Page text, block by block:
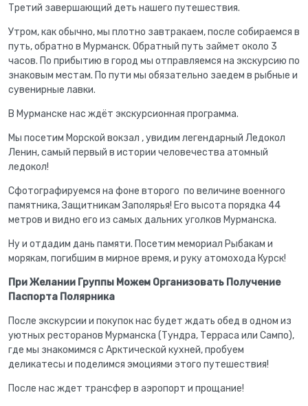
Третий завершающий деть нашего путешествия.
Утром, как обычно, мы плотно завтракаем, после собираемся в
путь, обратно в Мурманск. Обратный путь займет около 3
часов. По прибытию в город мы отправляемся на экскурсию по
знаковым местам. По пути мы обязательно заедем в рыбные и
сувенирные лавки.
В Мурманске нас ждёт экскурсионная программа.
Мы посетим Морской вокзал , увидим легендарный Ледокол
Ленин, самый первый в истории человечества атомный
ледокол!
Сфотографируемся на фоне второго по величине военного
памятника, Защитникам Заполярья! Его высота порядка 44
метров и видно его из самых дальних уголков Мурманска.
Ну и отдадим дань памяти. Посетим мемориал Рыбакам и
морякам, погибшим в мирное время, и руку атомохода Курск!
При Желании Группы Можем Организовать Получение
Паспорта Полярника
После экскурсии и покупок нас будет ждать обед в одном из
уютных ресторанов Мурманска (Тундра, Терраса или Сампо),
где мы знакомимся с Арктической кухней, пробуем
деликатесы и поделимся эмоциями этого путешествия!
После нас ждет трансфер в аэропорт и прощание!